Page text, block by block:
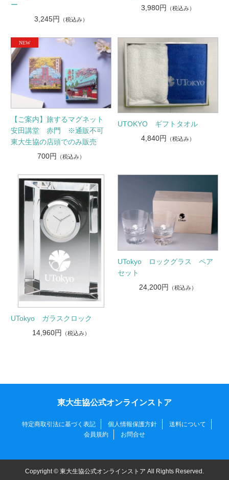
ー
3,245円
（税込み）
3,980円
（税込み）
【ご案内】旅するマグネット
安田講堂 赤門 ※通販不可
東大生協の店頭でのみ販売
700円
（税込み）
UTOKYO ギフトタオル
4,840円
（税込み）
UTokyo ガラスクロック
14,960円
（税込み）
UTokyo ロックグラス ペア
セット
24,200円
（税込み）
東大生協公式オンラインストア
特定商取引法に基づく表記 個人情報保護方針
送料について
会員規約
お問合せ
Copyright © 東大生協公式オンラインストア All Rights Reserved.